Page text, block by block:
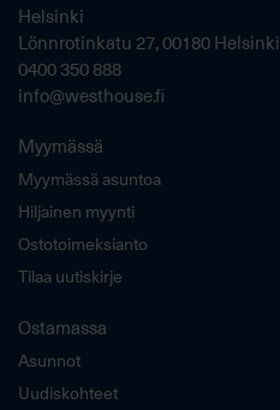
Helsinki
Lönnrotinkatu 27, 00180 Helsinki
0400 350 888
info@westhouse.fi
Myymässä
Myymässä asuntoa
Hiljainen myynti
Ostotoimeksianto
Tilaa uutiskirje
Ostamassa
Asunnot
Uudiskohteet